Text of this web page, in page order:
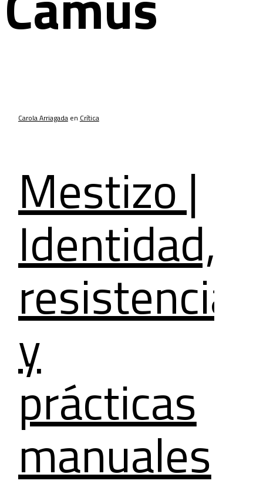
Carola Arriagada en Crítica
Mestizo |
Identidad,
resistencia
y
prácticas
manuales